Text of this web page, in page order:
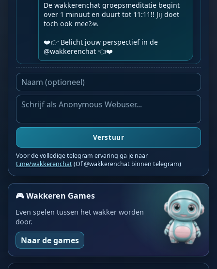
De wakkerenchat groepsmeditatie begint
over 1 minuut en duurt tot 11:11!! Jij doet
toch ook mee?🙏
❤️👉 Belicht jouw perspectief in de
@wakkerenchat 👈❤️️
Verstuur
Voor de volledige telegram ervaring ga je naar
t.me/wakkerenchat(Of @wakkerenchat binnen telegram)
🎮 Wakkeren Games
Even spelen tussen het wakker worden
door.
Naar de games